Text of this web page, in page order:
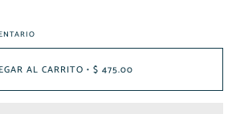
AL CARRITO • $ 475.00